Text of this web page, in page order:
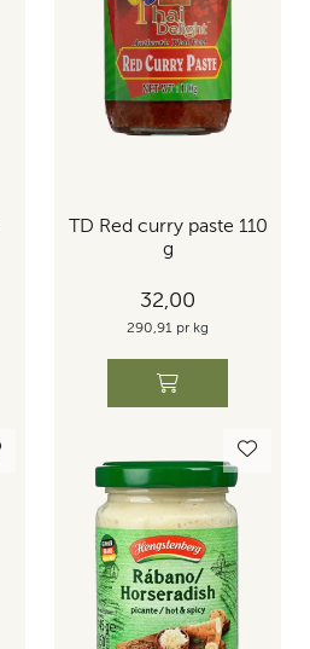
TD Red curry paste 110
g
32,00
290,91 pr kg